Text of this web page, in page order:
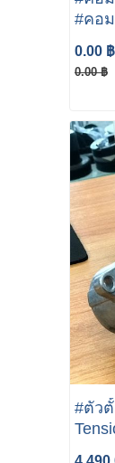
#คอ
E250
0.00 ฿
0.00 ฿
#ตัว